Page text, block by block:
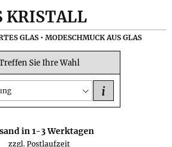
KRISTALL
GLAS • MODESCHMUCK AUS GLAS
Sie Ihre Wahl
i
in1-3Werktagen
zzgl. Postlaufzeit